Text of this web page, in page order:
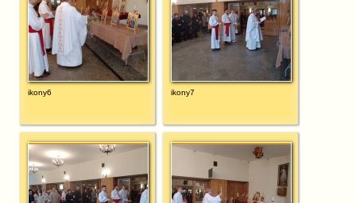
ikony6 ikony7